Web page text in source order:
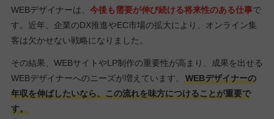
WEBデザイナーは、 今後も需要が伸び続ける将来性のある仕事で
す。近年、企業のDX推進やEC市場の拡大により、オンライン集
客は欠かせない戦略になりました。
その結果、WEBサイトやLP制作の重要性が高まり、成果を出せる
WEBデザイナーへのニーズが増えています。
WEBデザイナーの
年収を伸ばしたいなら、この流れを味方につけることが重要で
す。